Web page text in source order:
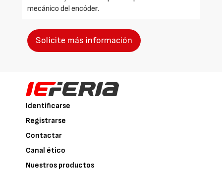
mecánico del encóder.
Solicite más información
Identificarse
Registrarse
Contactar
Canal ético
Nuestros productos